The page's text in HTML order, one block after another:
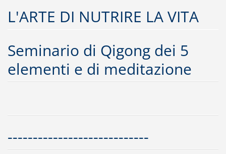
L'ARTE DI NUTRIRE LA VITA
Seminario di Qigong dei 5
elementi e di meditazione
----------------------------